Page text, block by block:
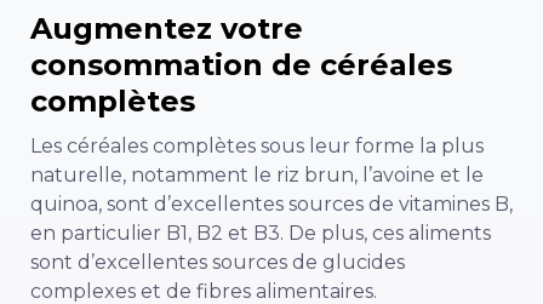
Augmentez votre
consommation de céréales
complètes
Les céréales complètes sous leur forme la plus
naturelle, notamment le riz brun, l’avoine et le
quinoa, sont d’excellentes sources de vitamines B,
en particulier B1, B2 et B3. De plus, ces aliments
sont d’excellentes sources de glucides
complexes et de fibres alimentaires.